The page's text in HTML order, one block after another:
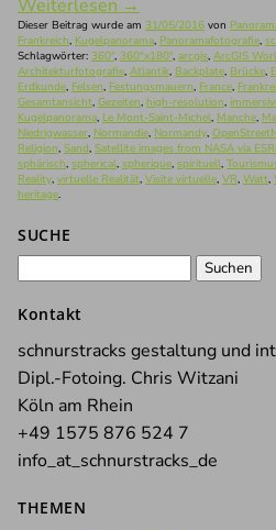
Weiterlesen →
Dieser Beitrag wurde am 31/05/2016 von
Frankreich, Kugelpanorama, Panoramafotografie,
Schlagwörter: 360°, 360°x180°, arcgis, ArcGIS
Architekturfotografie, Atlantik, Backplate, Brücke,
Erdkunde, Felsen, Festungsmauern, France,
Gesamtansicht, Gezeiten, high-resolution,
Kugelpanorama, Le Mont-Saint-Michel, Manche,
Niedrigwasser, Normandie, Normandy,
Religion, Sand, Satellite images from NASA via ESRI
sphärisch, spherical, spherique, spirituell,
Reality, virtuelle Realität, Visite virtuelle, VR, Watt,
heritage.
SUCHE
Kontakt
schnurstracks gestaltung und
Dipl.-Fotoing. Chris Witzani
Köln am Rhein
+49 1575 876 524 7
info_at_schnurstracks_de
THEMEN